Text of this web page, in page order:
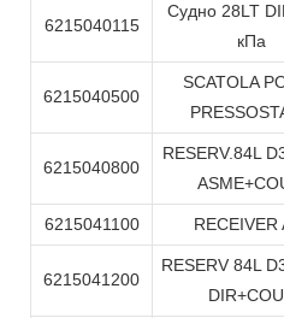
6215040115
Судно 28LT
кПа
6215040500
SCATOLA
6215040800
RESERV.84L
6215041100 RECEIVER
6215041200
RESERV 84L